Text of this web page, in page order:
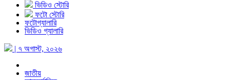
ভিডিও স্টোরি
ফটো স্টোরি
ফটোগ্যালারি
ভিডিও গ্যালারি
| ৭ অগাস্ট, ২০২৬
জাতীয়